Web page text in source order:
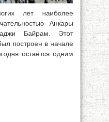
лет наиболее
Анкары
Байрам. Этот
построен в начале
остаётся одним